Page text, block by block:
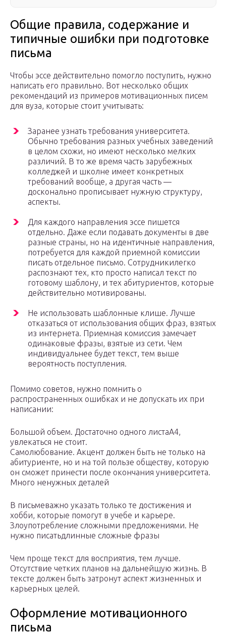
Общие правила, содержание и
типичные ошибки при подготовке
письма
Чтобы эссе действительно помогло поступить, нужно
написать его правильно. Вот несколько общих
рекомендаций из примеров мотивационных писем
для вуза, которые стоит учитывать:
Заранее узнать требования университета.
Обычно требования разных учебных заведений
в целом схожи, но имеют несколько мелких
различий. В то же время часть зарубежных
колледжей и школне имеет конкретных
требований вообще, а другая часть —
досконально прописывает нужную структуру,
аспекты.
Для каждого направления эссе пишется
отдельно. Даже если подавать документы в две
разные страны, но на идентичные направления,
потребуется для каждой приемной комиссии
писать отдельное письмо. Сотрудникилегко
распознают тех, кто просто написал текст по
готовому шаблону, и тех абитуриентов, которые
действительно мотивированы.
Не использовать шаблонные клише. Лучше
отказаться от использования общих фраз, взятых
из интернета. Приемная комиссия замечает
одинаковые фразы, взятые из сети. Чем
индивидуальнее будет текст, тем выше
вероятность поступления.
Помимо советов, нужно помнить о
распространенных ошибках и не допускать их при
написании:
Большой объем. Достаточно одного листаА4,
увлекаться не стоит.
Самолюбование. Акцент должен быть не только на
абитуриенте, но и на той пользе обществу, которую
он сможет принести после окончания университета.
Много ненужных деталей
В письмеважно указать только те достижения и
хобби, которые помогут в учебе и карьере.
Злоупотребление сложными предложениями. Не
нужно писатьдлинные сложные фразы
Чем проще текст для восприятия, тем лучше.
Отсутствие четких планов на дальнейшую жизнь. В
тексте должен быть затронут аспект жизненных и
карьерных целей.
Оформление мотивационного
письма